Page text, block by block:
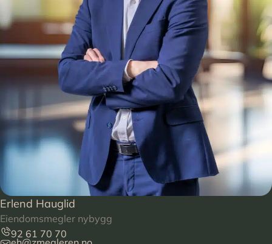
Erlend Hauglid
Eiendomsmegler nybygg
92 61 70 70